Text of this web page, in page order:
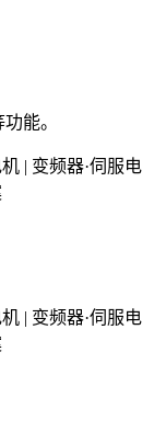
能。